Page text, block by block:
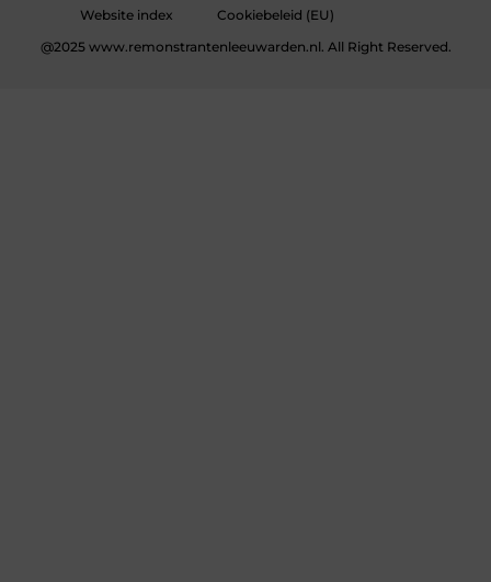
Website index
Cookiebeleid (EU)
@2025 www.remonstrantenleeuwarden.nl. All Right Reserved.